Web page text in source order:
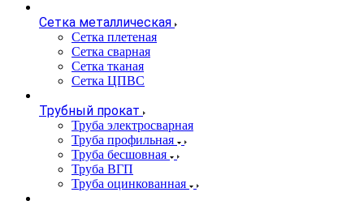
Сетка металлическая
Сетка плетеная
Сетка сварная
Сетка тканая
Сетка ЦПВС
Трубный прокат
Труба электросварная
Труба профильная
Труба бесшовная
Труба ВГП
Труба оцинкованная